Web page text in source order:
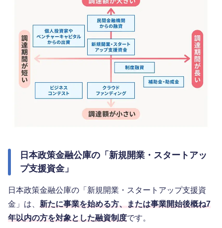
日本政策金融公庫の「新規開業・スタートアッ
プ支援資金」
日本政策金融公庫の「新規開業・スタートアップ支援資
金」は、 新たに事業を始める方、または事業開始後概ね7
年以内の方を対象とした融資制度です。